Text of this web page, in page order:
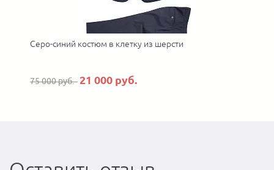
Серо-синий костюм в клетку из шерсти
75 000 руб. 21 000 руб.